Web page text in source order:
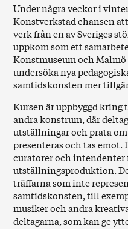
Under några veckor i
Konstverkstad chansen
verk från en av Sveriges
uppkom som ett
Konstmuseum och
undersöka nya
samtidskonsten mer
Kursen är uppbyggd kring
andra konstrum, där
utställningar och prata
presenteras och tas
curatorer och intendenter
utställningsproduktion.
träffarna som inte
samtidskonsten, till
musiker och andra
deltagarna, som kan ge
Distrikt
Om
Kontakt